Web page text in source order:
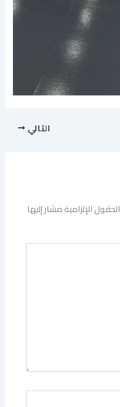
التالي
الحقول الإلزامية مشار إليها